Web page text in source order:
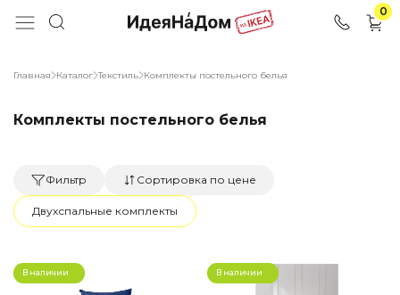
0
Главная Каталог Текстиль Комплекты постельного белья
Комплекты постельного белья
Фильтр Сортировка по цене
Двухспальные комплекты
В наличии В наличии